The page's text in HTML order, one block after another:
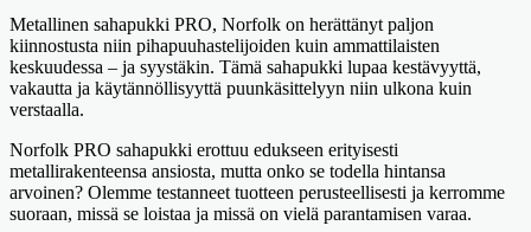
Metallinen sahapukki PRO, Norfolk on herättänyt paljon
kiinnostusta niin pihapuuhastelijoiden kuin ammattilaisten
keskuudessa – ja syystäkin. Tämä sahapukki lupaa kestävyyttä,
vakautta ja käytännöllisyyttä puunkäsittelyyn niin ulkona kuin
verstaalla.
Norfolk PRO sahapukki erottuu edukseen erityisesti
metallirakenteensa ansiosta, mutta onko se todella hintansa
arvoinen? Olemme testanneet tuotteen perusteellisesti ja kerromme
suoraan, missä se loistaa ja missä on vielä parantamisen varaa.